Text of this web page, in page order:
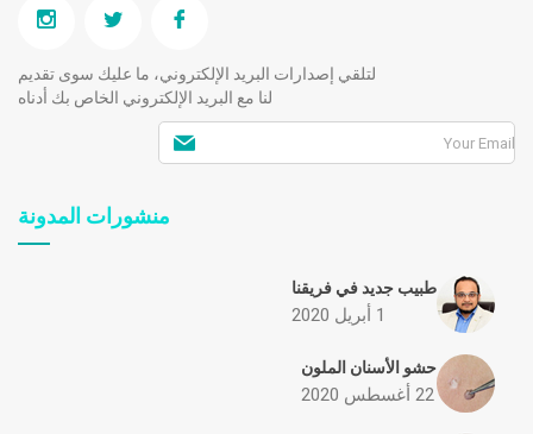
لتلقي إصدارات البريد الإلكتروني، ما عليك سوى تقديم
لنا مع البريد الإلكتروني الخاص بك أدناه
منشورات المدونة
طبيب جديد في فريقنا
1 أبريل 2020
حشو الأسنان الملون
22 أغسطس 2020